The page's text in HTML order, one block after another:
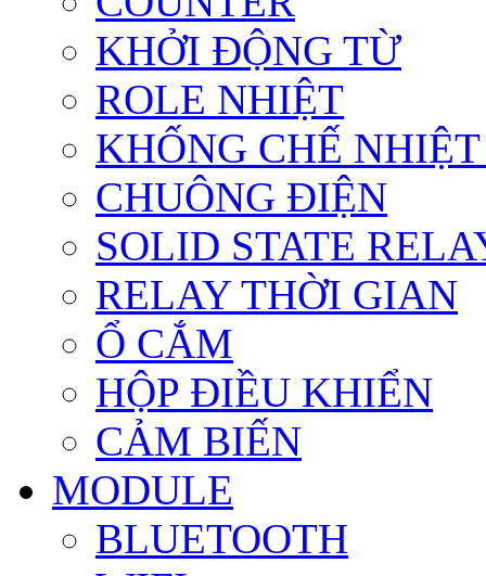
KHỞI ĐỘNG TỪ
ROLE NHIỆT
KHỐNG CHẾ
CHUÔNG ĐIỆN
SOLID STATE
RELAY THỜI GIAN
Ổ CẮM
HỘP ĐIỀU KHIỂN
CẢM BIẾN
MODULE
BLUETOOTH